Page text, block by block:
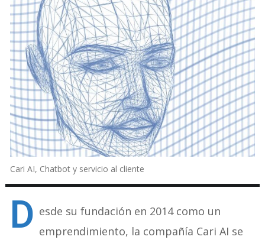
Cari AI, Chatbot y servicio al cliente
D esde su fundación en 2014 como un
emprendimiento, la compañía Cari AI se